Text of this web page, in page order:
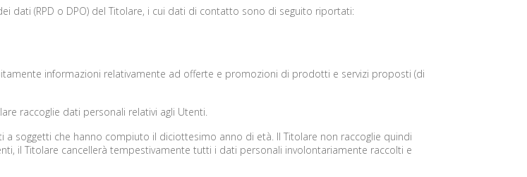
dati (RPD o DPO) del Titolare, i cui dati di contatto sono di seguito riportati:
informazioni relativamente ad offerte e promozioni di prodotti e servizi proposti (di
raccoglie dati personali relativi agli Utenti.
soggetti che hanno compiuto il diciottesimo anno di età. Il Titolare non raccoglie quindi
il Titolare cancellerà tempestivamente tutti i dati personali involontariamente raccolti e